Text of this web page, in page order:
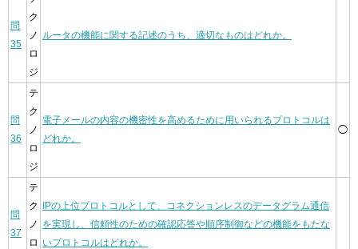
問
35
ク
ノ
ロ
ジ
ルータの機能に関する記述のうち、適切なものはどれか。
問
36
テ
ク
ノ
ロ
ジ
電子メールの内容の機密性を高めるために用いられるプロトコルは
どれか。
◯
問
37
テ
ク
ノ
ロ
IPの上位プロトコルとして、コネクションレスのデータグラム通信
を実現し、信頼性のための確認応答や順序制御などの機能をもたな
いプロトコルはどれか。